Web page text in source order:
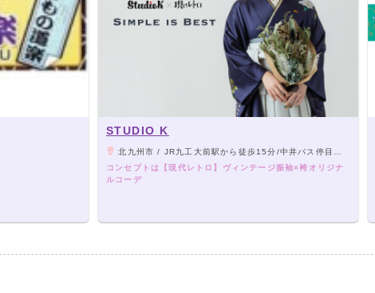
STUDIO K
北九州市 / JR九工大前駅から徒歩15分/中井バス停目の前
コンセプトは【現代レトロ】ヴィンテージ振袖×袴オリジナ
ルコーデ